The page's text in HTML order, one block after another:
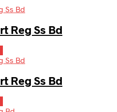
Reg Ss Bd
Reg Ss Bd